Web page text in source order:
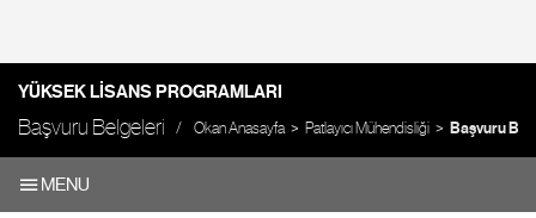
YÜKSEK LISANS PROGRAMLARI
Başvuru Belgeleri Okan Anasayfa Patlayıcı Mühendisliği Başvuru
MENU